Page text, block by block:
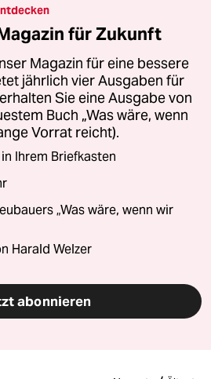
für Zukunft
Magazin für eine bessere
jährlich vier Ausgaben für
Sie eine Ausgabe von
Buch „Was wäre, wenn
Vorrat reicht).
Ihrem Briefkasten
„Was wäre, wenn wir
Harald Welzer
abonnieren